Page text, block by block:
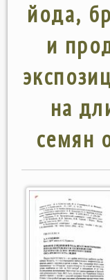
йода,
и
на
семян